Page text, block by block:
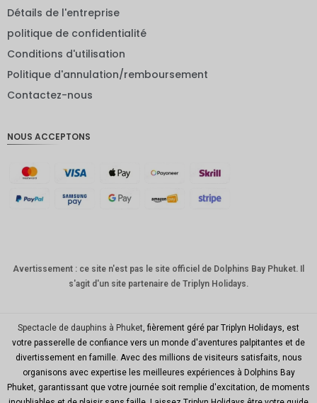
EUR
indienne
IDR
KRW
chinois
TWD
MYR
Détails de l'entreprise
politique de confidentialité
Conditions d'utilisation
Politique d'annulation/remboursement
Contactez-nous
NOUS ACCEPTONS
Avertissement : ce site n'est pas le site officiel de Dolphins Bay Phuket. Il
s'agit d'un site partenaire de Triplyn Holidays.
Spectacle de dauphins à Phuket , fièrement géré par Triplyn Holidays, est
votre passerelle de confiance vers un monde d'aventures palpitantes et de
divertissement en famille. Avec des millions de visiteurs satisfaits, nous
organisons avec expertise les meilleures expériences à Dolphins Bay
Phuket, garantissant que votre journée soit remplie d'excitation, de moments